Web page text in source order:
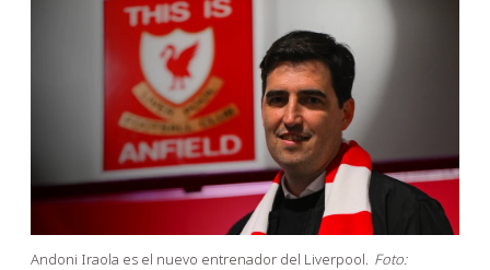
Andoni Iraola es el nuevo entrenador del Liverpool. Foto: